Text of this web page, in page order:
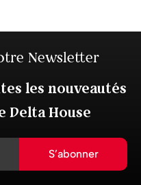
Newsletter
les nouveautés
Delta House
S’abonner